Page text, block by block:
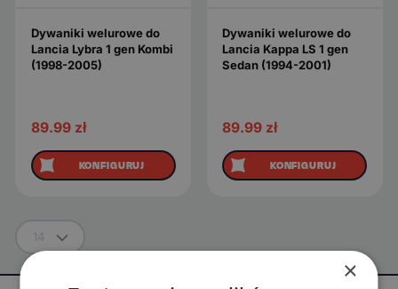
Dywaniki welurowe do
Lancia Lybra 1 gen Kombi
(1998-2005)
89.99 zł
KONFIGURUJ
Dywaniki welurowe do
Lancia Kappa LS 1 gen
Sedan (1994-2001)
89.99 zł
KONFIGURUJ
×